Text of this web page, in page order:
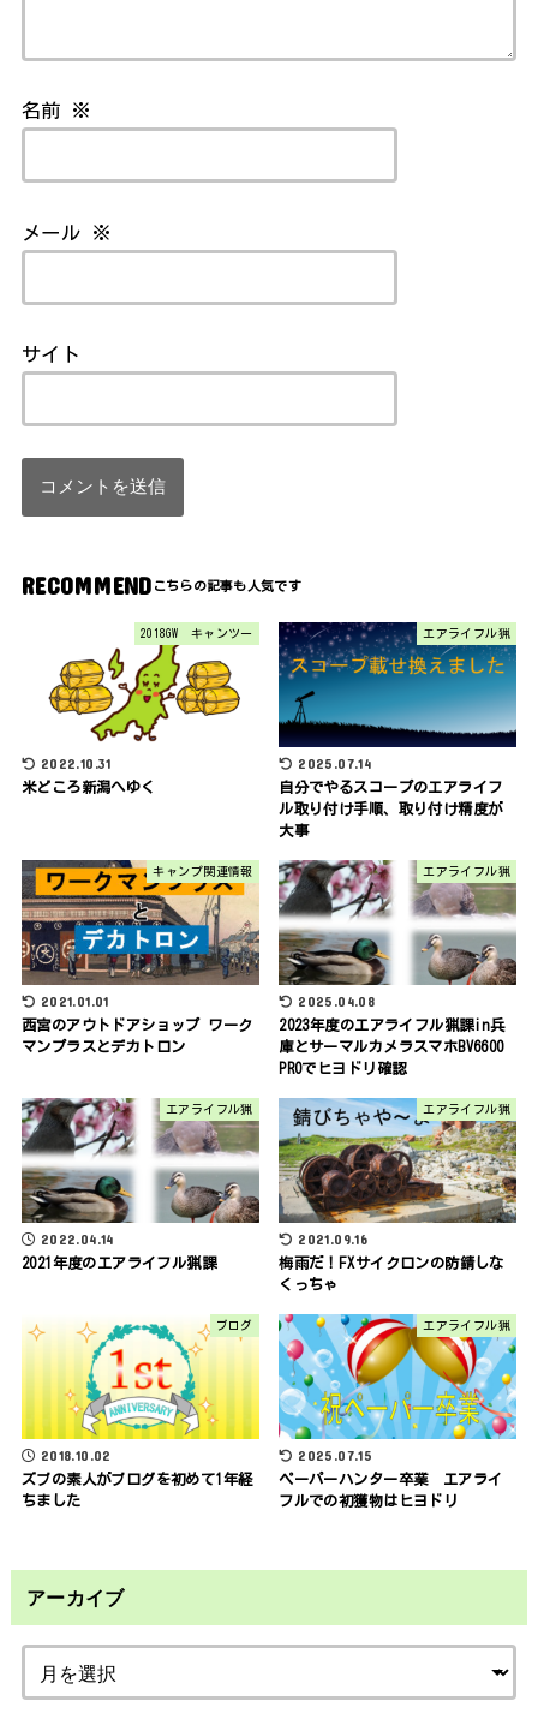
名前 ※
メール ※
サイト
RECOMMEND
2018GW キャンツー
2022.10.31
米どころ新潟へゆく
エアライフル猟
2025.07.14
自分でやるスコープのエアライフ
ル取り付け手順、取り付け精度が
大事
キャンプ関連情報
2021.01.01
西宮のアウトドアショップ ワーク
マンプラスとデカトロン
エアライフル猟
2025.04.08
2023年度のエアライフル猟課in兵
庫とサーマルカメラスマホBV6600
PROでヒヨドリ確認
エアライフル猟
2022.04.14
2021年度のエアライフル猟課
エアライフル猟
2021.09.16
梅雨だ！FXサイクロンの防錆しな
くっちゃ
ブログ
2018.10.02
ズブの素人がブログを初めて1年経
ちました
エアライフル猟
2025.07.15
ペーパーハンター卒業 エアライ
フルでの初獲物はヒヨドリ
アーカイブ